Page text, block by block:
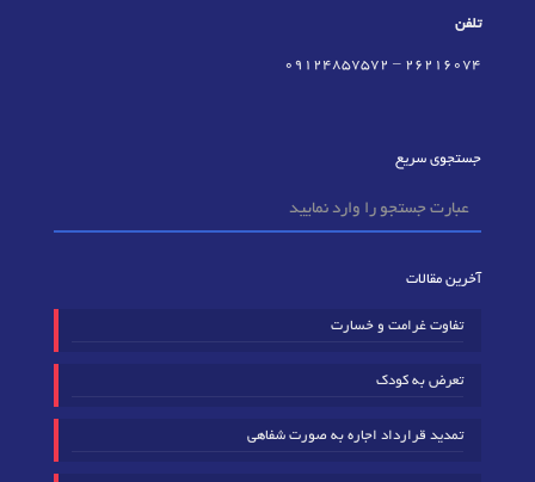
تلفن
٢٦٢١٦٠٧٤ –
09124857572
جستجوی سریع
آخرین مقالات
تفاوت غرامت و خسارت
تعرض به کودک
تمدید قرارداد اجاره به صورت شفاهی